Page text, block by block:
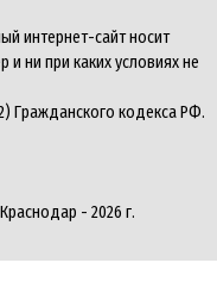
интернет-сайт носит
ни при каких условиях не
Гражданского кодекса РФ.
- 2026 г.